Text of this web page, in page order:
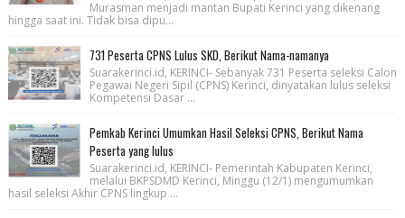
Murasman menjadi mantan Bupati Kerinci yang dikenang
hingga saat ini. Tidak bisa dipu...
731 Peserta CPNS Lulus SKD, Berikut Nama-namanya
Suarakerinci.id, KERINCI- Sebanyak 731 Peserta seleksi Calon
Pegawai Negeri Sipil (CPNS) Kerinci, dinyatakan lulus seleksi
Kompetensi Dasar ...
Pemkab Kerinci Umumkan Hasil Seleksi CPNS, Berikut Nama
Peserta yang lulus
Suarakerinci.id, KERINCI- Pemerintah Kabupaten Kerinci,
melalui BKPSDMD Kerinci, Minggu (12/1) mengumumkan
hasil seleksi Akhir CPNS lingkup ...